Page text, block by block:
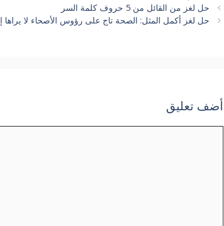
حل لغز من القائل من 5 حروف كلمة السر
حل لغز أكمل المثل: الصحة تاج على رؤوس الأصحاء لا يراها إلا من 6 حروف
أضف تعليق